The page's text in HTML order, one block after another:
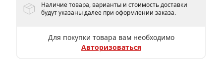
Наличие товара, варианты и стоимость доставки
будут указаны далее при оформлении заказа.
Для покупки товара вам необходимо
Авторизоваться